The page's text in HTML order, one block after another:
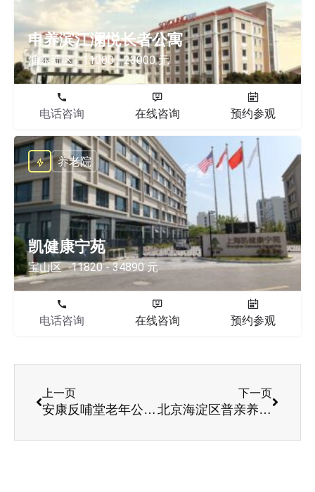
申养滨江澜悦长者公寓
浦东新区 11000 - 23000 元
电话咨询 在线咨询 预约参观
凯健康宁苑
宝山区 11820 - 34890 元
养老院
电话咨询 在线咨询 预约参观
上一页
安康反哺堂老年公寓清晨照护服务巡查实拍
下一页
北京海淀区普亲养老院，专业护理阿尔茨海默症老人